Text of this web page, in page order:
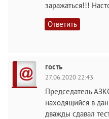
заражаться!!!
Ответить
гость
27.06.2020 22:43
Председатель
находящийся в
дважды сдавал